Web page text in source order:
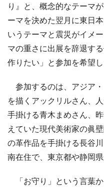
り』と、概念的なテーマ
ーマを決めた翌月に東日
いうテーマと震災がイメ
マの重さに出展を辞退す
作りたい」と参加を希望
参加するのは、アジア
を描くアックリルさん、
手掛ける青木まめさん、
えていた現代美術家の眞
の革作品を手掛ける長谷
南在住で、東京都や静岡
「お守り」という言葉